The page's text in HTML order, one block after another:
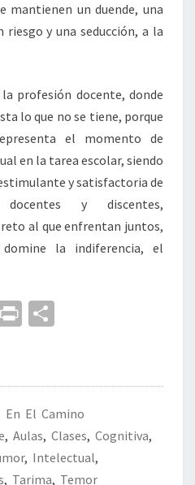
mantienen un duende, una
y una seducción, a la
profesión docente, donde
lo que no se tiene, porque
el momento de
en la tarea escolar, siendo
y satisfactoria de
y discentes,
al que enfrentan juntos,
domine la indiferencia, el
E
Pr
p
ar
tir
En El Camino
, Aulas, Clases, Cognitiva,
, Intelectual,
, Tarima, Temor